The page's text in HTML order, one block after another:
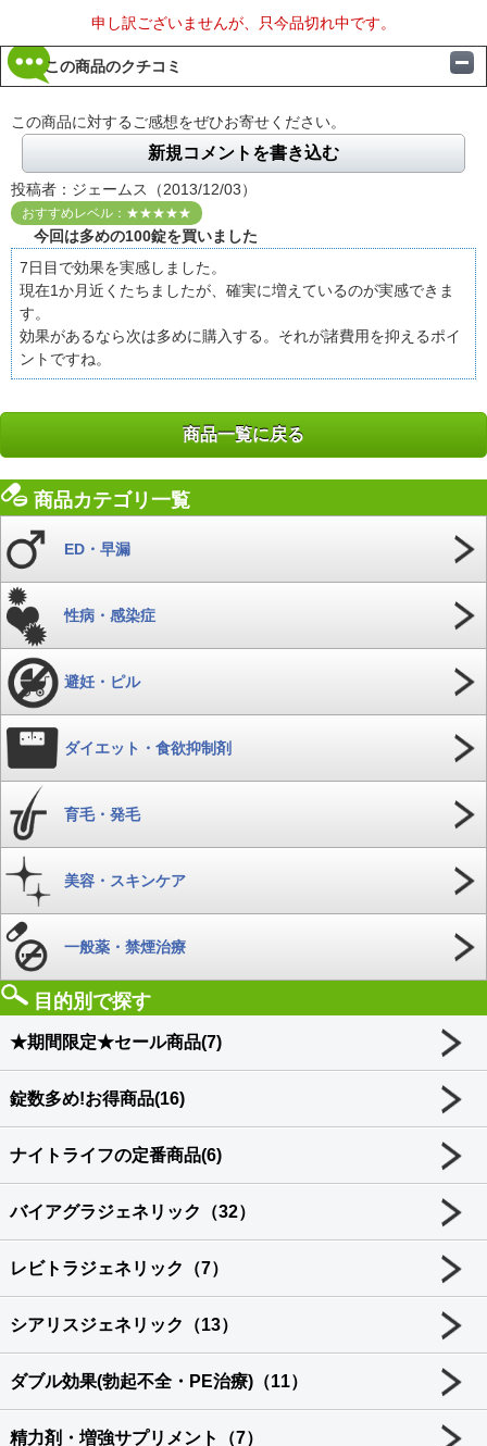
申し訳ございませんが、只今品切れ中です。
この商品のクチコミ
この商品に対するご感想をぜひお寄せください。
新規コメントを書き込む
投稿者：ジェームス（2013/12/03）
おすすめレベル：★★★★★
今回は多めの100錠を買いました
7日目で効果を実感しました。
現在1か月近くたちましたが、確実に増えているのが実感できま
す。
効果があるなら次は多めに購入する。それが諸費用を抑えるポイ
ントですね。
商品一覧に戻る
商品カテゴリ一覧
ED・早漏
性病・感染症
避妊・ピル
ダイエット・食欲抑制剤
育毛・発毛
美容・スキンケア
一般薬・禁煙治療
目的別で探す
★期間限定★セール商品(7)
錠数多め!お得商品(16)
ナイトライフの定番商品(6)
バイアグラジェネリック（32）
レビトラジェネリック（7）
シアリスジェネリック（13）
ダブル効果(勃起不全・PE治療)（11）
精力剤・増強サプリメント（7）